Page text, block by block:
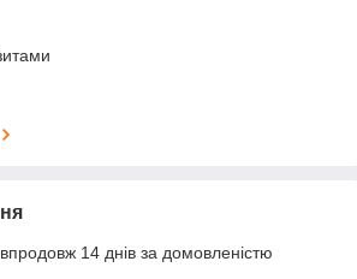
14 днів за домовленістю